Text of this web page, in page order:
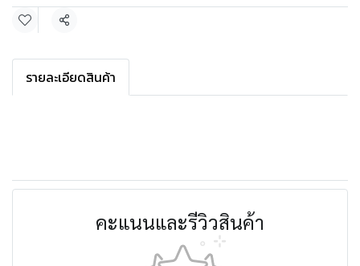
แชร์
รายละเอียดสินค้า
คะแนนและรีวิวสินค้า